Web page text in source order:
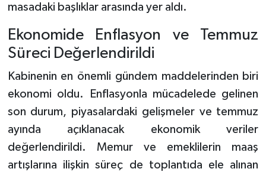
masadaki başlıklar arasında yer aldı.
Ekonomide Enflasyon ve Temmuz
Süreci Değerlendirildi
Kabinenin en önemli gündem maddelerinden biri
ekonomi oldu. Enflasyonla mücadelede gelinen
son durum, piyasalardaki gelişmeler ve temmuz
ayında açıklanacak ekonomik veriler
değerlendirildi. Memur ve emeklilerin maaş
artışlarına ilişkin süreç de toplantıda ele alınan